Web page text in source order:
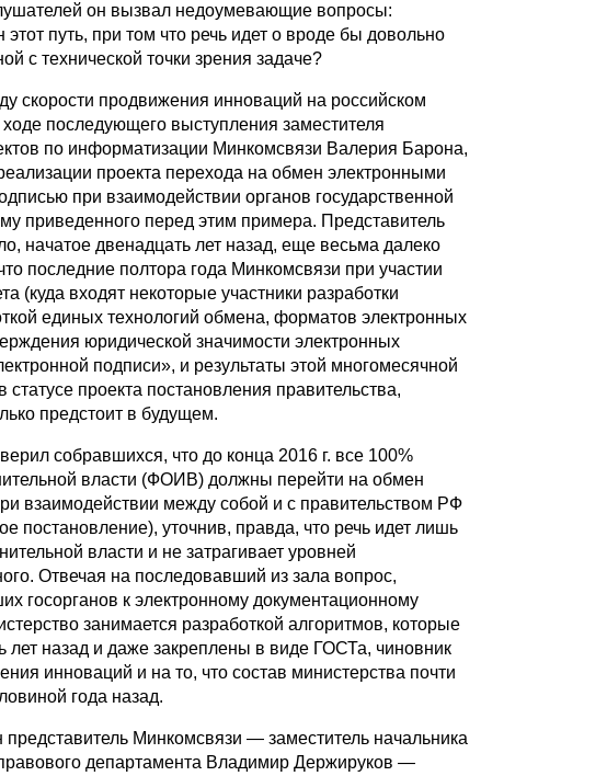
он вызвал недоумевающие вопросы:
путь, при том что речь идет о вроде бы довольно
с технической точки зрения задаче?
скорости продвижения инноваций на российском
последующего выступления заместителя
по информатизации Минкомсвязи Валерия Барона,
проекта перехода на обмен электронными
при взаимодействии органов государственной
приведенного перед этим примера. Представитель
начатое двенадцать лет назад, еще весьма далеко
последние полтора года Минкомсвязи при участии
(куда входят некоторые участники разработки
единых технологий обмена, форматов электронных
юридической значимости электронных
подписи», и результаты этой многомесячной
проекта постановления правительства,
предстоит в будущем.
собравшихся, что до конца 2016 г. все 100%
власти (ФОИВ) должны перейти на обмен
взаимодействии между собой и с правительством РФ
постановление), уточнив, правда, что речь идет лишь
власти и не затрагивает уровней
Отвечая на последовавший из зала вопрос,
госорганов к электронному документационному
занимается разработкой алгоритмов, которые
назад и даже закреплены в виде ГОСТа, чиновник
инноваций и на то, что состав министерства почти
года назад.
Минкомсвязи — заместитель начальника
департамента Владимир Держируков —